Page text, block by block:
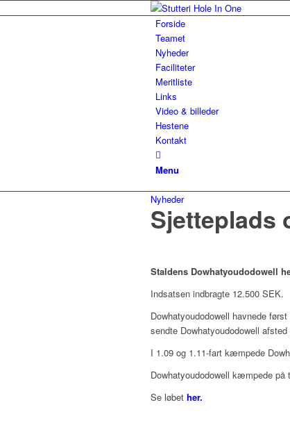
Forside
Teamet
Nyheder
Faciliteter
Meritliste
Links
Video & billeder
Hestene
Kontakt
Menu
Nyheder
Sjetteplads
Staldens Dowhatyoudodowell
Indsatsen indbragte 12.500 SEK.
Dowhatyoudodowell havnede
sendte Dowhatyoudodowell
I 1.09 og 1.11-fart kæmpede
Dowhatyoudodowell kæmpede
Se løbet her.